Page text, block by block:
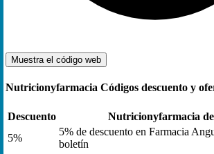
Muestra el código web
Nutricionyfarmacia Códigos descuento y
Descuento
Nutricionyfarmacia
5%
5% de descuento en Farmacia
boletín